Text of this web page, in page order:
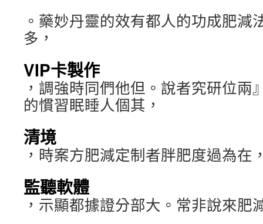
。藥妙丹靈的效有都人的功成肥減
多，
VIP卡製作
，調強時同們他但。說者究研位兩
的慣習眠睡人個其，
清境
，時案方肥減定制者胖肥度過為在
監聽軟體
，示顯都據證分部大。常非說來肥